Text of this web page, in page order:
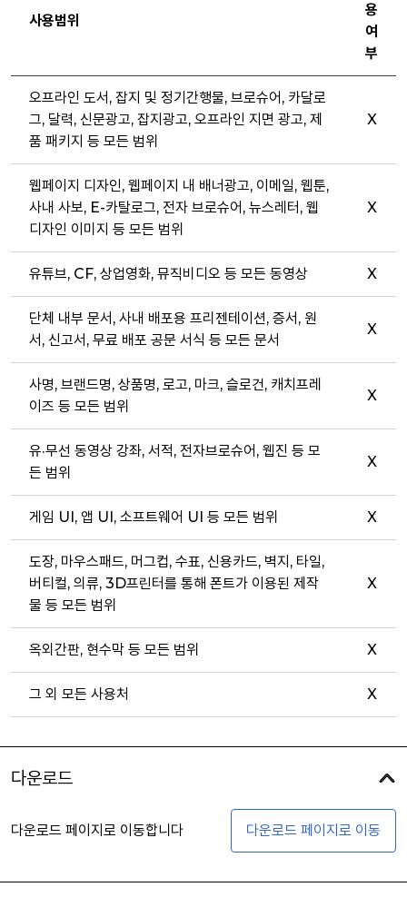
사용범위
용
여
부
오프라인 도서, 잡지 및 정기간행물, 브로슈어, 카달로
그, 달력, 신문광고, 잡지광고, 오프라인 지면 광고, 제
품 패키지 등 모든 범위
X
웹페이지 디자인, 웹페이지 내 배너광고, 이메일, 웹툰,
사내 사보, E-카탈로그, 전자 브로슈어, 뉴스레터, 웹
디자인 이미지 등 모든 범위
X
유튜브, CF, 상업영화, 뮤직비디오 등 모든 동영상 X
단체 내부 문서, 사내 배포용 프리젠테이션, 증서, 원
서, 신고서, 무료 배포 공문 서식 등 모든 문서
X
사명, 브랜드명, 상품명, 로고, 마크, 슬로건, 캐치프레
이즈 등 모든 범위
X
유·무선 동영상 강좌, 서적, 전자브로슈어, 웹진 등 모
든 범위
X
게임 UI, 앱 UI, 소프트웨어 UI 등 모든 범위 X
도장, 마우스패드, 머그컵, 수표, 신용카드, 벽지, 타일,
버티컬, 의류, 3D프린터를 통해 폰트가 이용된 제작
물 등 모든 범위
X
옥외간판, 현수막 등 모든 범위 X
그 외 모든 사용처 X
다운로드
다운로드 페이지로 이동합니다 다운로드 페이지로 이동